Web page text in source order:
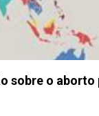
sobre o aborto